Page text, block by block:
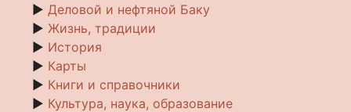
► Деловой и нефтяной Баку
► Жизнь, традиции
► История
► Карты
► Книги и справочники
► Культура, наука, образование